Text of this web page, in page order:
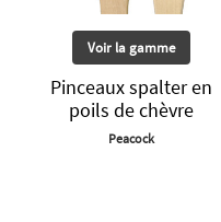
Voir la gamme
Pinceaux spalter en
poils de chèvre
Peacock